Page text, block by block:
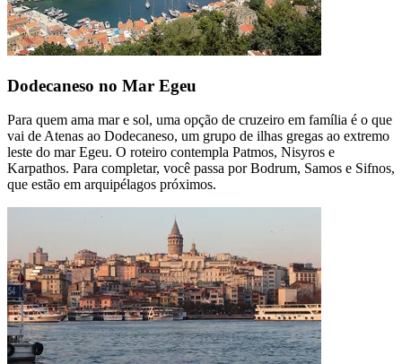
Dodecaneso no Mar Egeu
Para quem ama mar e sol, uma opção de cruzeiro em família é o que
vai de Atenas ao Dodecaneso, um grupo de ilhas gregas ao extremo
leste do mar Egeu. O roteiro contempla Patmos, Nisyros e
Karpathos. Para completar, você passa por Bodrum, Samos e Sifnos,
que estão em arquipélagos próximos.